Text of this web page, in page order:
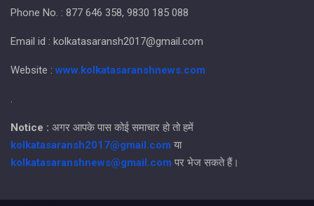
Phone No. : 877 646 358, 9830 185 088
Email id : kolkatasaransh2017@gmail.com
Website : www.kolkatasaranshnews.com
.
Notice : अगर आपके पास कोई समाचार हो तो हमें
kolkatasaransh2017@gmail.com या
kolkatasaranshnews@gmail.com पर भेज सकते हैं।